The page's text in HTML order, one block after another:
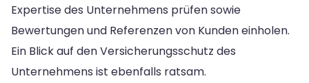
Expertise des Unternehmens prüfen sowie
Bewertungen und Referenzen von Kunden einholen.
Ein Blick auf den Versicherungsschutz des
Unternehmens ist ebenfalls ratsam.